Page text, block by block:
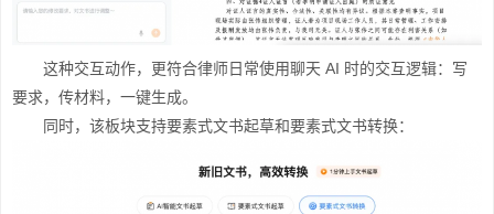
这种交互动作，更符合律师日常使用聊天 AI 时的交互逻辑：写
要求，传材料，一键生成。
同时，该板块支持要素式文书起草和要素式文书转换：